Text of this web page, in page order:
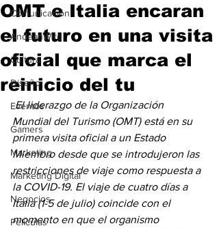
Comunicación
AndeanWire
Cultura
Diseño
Eventos
Gamers
Marketing
Marketing Digital
Negocios
Películas
OMT e Italia encaran
el futuro en una visita
oficial que marca el
reinicio del tu
El liderazgo de la Organización
Mundial del Turismo (OMT) está en su
primera visita oficial a un Estado
Miembro desde que se introdujeron las
restricciones de viaje como respuesta a
la COVID-19. El viaje de cuatro días a
Italia (1-5 de julio) coincide con el
momento en que el organismo